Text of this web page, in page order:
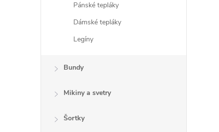
Pánské tepláky
Dámské tepláky
Legíny
Bundy
Mikiny a svetry
Šortky